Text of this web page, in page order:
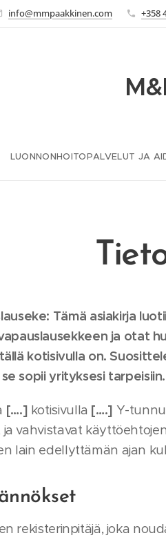
info@mmpaakkinen.com +358
LUONNONHOITOPALVELUT JA
Tämä asiakirja
ja otat
kotisivulla on.
sopii yrityksesi tarpeisiin.
[….] kotisivulla [….] Y-
vahvistavat
lain edellyttämän ajan
rekisterinpitäjä, joka